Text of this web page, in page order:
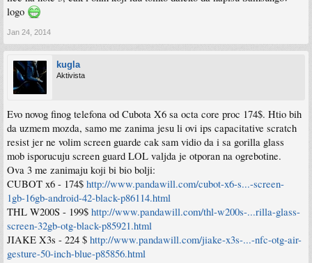
logo
Jan 24, 2014
kugla
Aktivista
Evo novog finog telefona od Cubota X6 sa octa core proc 174$. Htio bih
da uzmem mozda, samo me zanima jesu li ovi ips capacitative scratch
resist jer ne volim screen guarde cak sam vidio da i sa gorilla glass
mob isporucuju screen guard LOL valjda je otporan na ogrebotine.
Ova 3 me zanimaju koji bi bio bolji:
CUBOT x6 - 174$ http://www.pandawill.com/cubot-x6-s...-screen-
1gb-16gb-android-42-black-p86114.html
THL W200S - 199$ http://www.pandawill.com/thl-w200s-...rilla-glass-
screen-32gb-otg-black-p85921.html
JIAKE X3s - 224 $ http://www.pandawill.com/jiake-x3s-...-nfc-otg-air-
gesture-50-inch-blue-p85856.html